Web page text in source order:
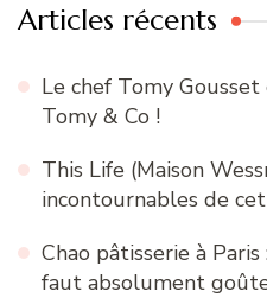
Articles récents
Le chef Tomy
Tomy & Co !
This Life (Maison
incontournables de
Chao pâtisserie à
faut absolument